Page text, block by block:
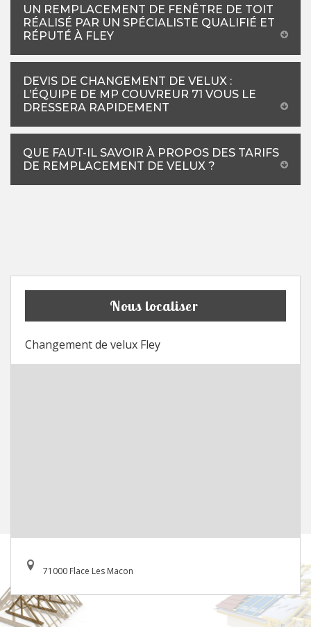
UN REMPLACEMENT DE FENÊTRE DE TOIT
RÉALISÉ PAR UN SPÉCIALISTE QUALIFIÉ ET
RÉPUTÉ À FLEY
DEVIS DE CHANGEMENT DE VELUX :
L’ÉQUIPE DE MP COUVREUR 71 VOUS LE
DRESSERA RAPIDEMENT
QUE FAUT-IL SAVOIR À PROPOS DES TARIFS
DE REMPLACEMENT DE VELUX ?
Nous localiser
Changement de velux Fley
71000 Flace Les Macon